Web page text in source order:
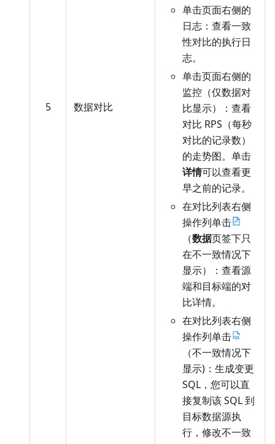
5 数据对比
单击页面右侧的
日志：查看一致
性对比的执行日
志。
单击页面右侧的
监控（仅数据对
比显示）：查看
对比 RPS（每秒
对比的记录数）
的走势图。单击
详情可以查看更
早之前的记录。
在对比列表右侧
操作列单击
（数据页签下只
在不一致情况下
显示）：查看源
端和目标端的对
比详情。
在对比列表右侧
操作列单击
（不一致情况下
显示)：生成变更
SQL，您可以直
接复制该 SQL 到
目标数据源执
行，修改不一致